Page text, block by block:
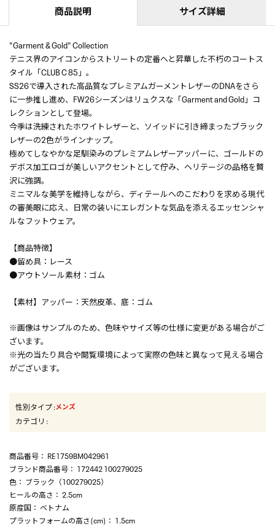
商品説明 サイズ詳細
"Garment & Gold" Collection
テニス界のアイコンからストリートの定番へと昇華した不朽のコートス
タイル「CLUB C 85」。
SS26で導入された高品質なプレミアムガーメントレザーのDNAをさら
に一歩推し進め、FW26シーズンはリュクスな「Garment and Gold」コ
レクションとして登場。
今季は洗練されたホワイトレザーと、ソイッドに引き締まったブラック
レザーの2色がラインナップ。
極めてしなやかな足馴染みのプレミアムレザーアッパーに、ゴールドの
デボス加工ロゴが美しいアクセントとして佇み、ヘリテージの品格を贅
沢に強調。
ミニマルな美学を維持しながら、ディテールへのこだわりを求める現代
の審美眼に応え、日常の装いにエレガントな気品を添えるエッセンシャ
ルなフットウェア。
【商品特徴】
●留め具：レース
●アウトソール素材：ゴム
【素材】アッパー：天然皮革、底：ゴム
※画像はサンプルのため、色味やサイズ等の仕様に変更がある場合がご
ざいます。
※光の当たり具合や閲覧環境によって実際の色味と異なって見える場合
がございます。
性別タイプ:メンズ
カテゴリ :
商品番号 ： RE1759BM042961
ブランド商品番号 ： 172442 100279025
色 ： ブラック（100279025）
ヒールの高さ ： 2.5cm
原産国 ： ベトナム
プラットフォームの高さ(cm) ： 1.5cm